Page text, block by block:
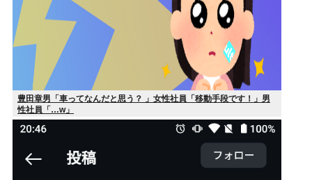
豊田章男「車ってなんだと思う？ 」女性社員「移動手段です！」男
性社員「…w」